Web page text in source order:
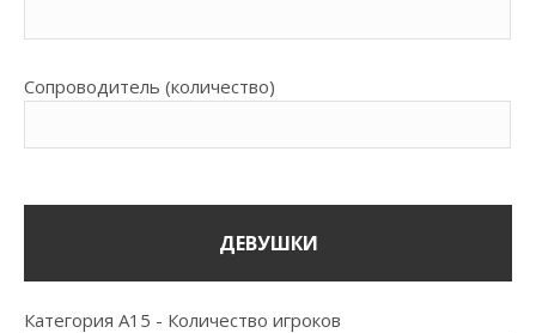
Сопроводитель (количество)
ДЕВУШКИ
Категория A15 - Количество игроков